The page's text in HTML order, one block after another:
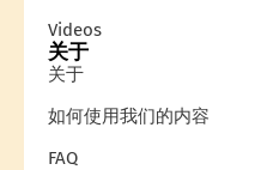
Videos
关于
关于
如何使用我们的内容
FAQ